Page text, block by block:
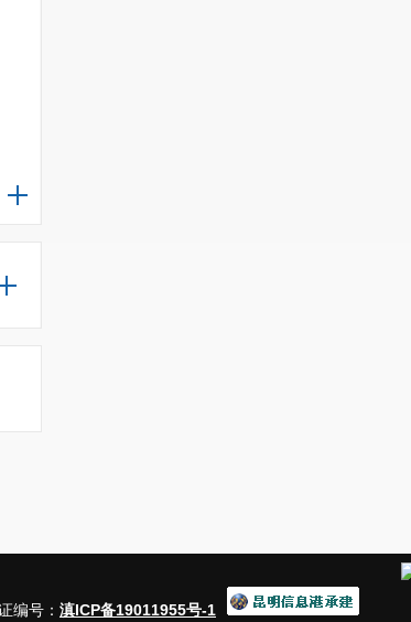
编号： 滇ICP备19011955号-1